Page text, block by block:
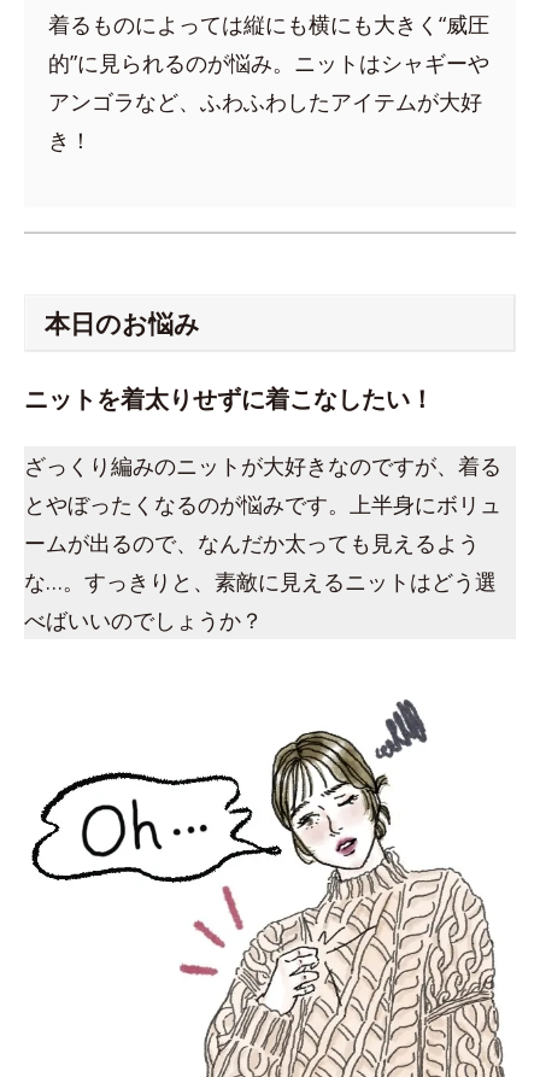
着るものによっては縦にも横にも大きく“威圧
的”に見られるのが悩み。ニットはシャギーや
アンゴラなど、ふわふわしたアイテムが大好
き！
本日のお悩み
ニットを着太りせずに着こなしたい！
ざっくり編みのニットが大好きなのですが、着る
とやぼったくなるのが悩みです。上半身にボリュ
ームが出るので、なんだか太っても見えるよう
な…。すっきりと、素敵に見えるニットはどう選
べばいいのでしょうか？